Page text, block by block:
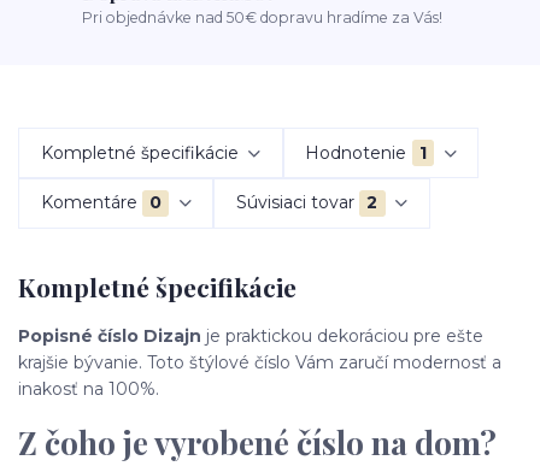
Pri objednávke nad 50€ dopravu hradíme za Vás!
Kompletné špecifikácie Hodnotenie 1
Komentáre 0 Súvisiaci tovar 2
Kompletné špecifikácie
Popisné číslo Dizajn je praktickou dekoráciou pre ešte
krajšie bývanie. Toto štýlové číslo Vám zaručí modernosť a
inakosť na 100%.
Z čoho je vyrobené číslo na dom?